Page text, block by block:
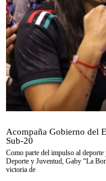
Acompaña Gobierno del
Sub-20
Como parte del impulso al
Deporte y Juventud, Gaby “La
victoria de